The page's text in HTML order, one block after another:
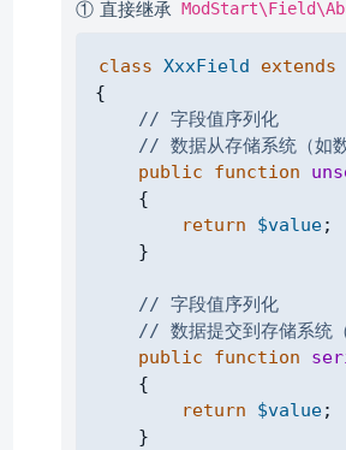
① 直接继承
class XxxField extends
{
// 字段值序列化
// 数据从存储系统（如
public
function
{
return
$value;
}
// 字段值序列化
// 数据提交到存储系统
public
function
{
return
$value;
}